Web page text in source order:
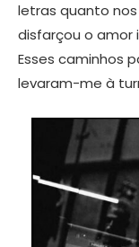
letras quanto
disfarçou o amor
Esses caminhos
levaram-me à